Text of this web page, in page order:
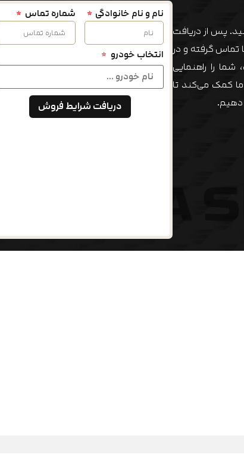
پس از دریافت
تماس گرفته و در
را راهنمایی
ما کمک می‌کند تا
دهیم.
نام و نام خانوادگی شماره تماس
انتخاب خودرو *
دریافت شرایط فروش